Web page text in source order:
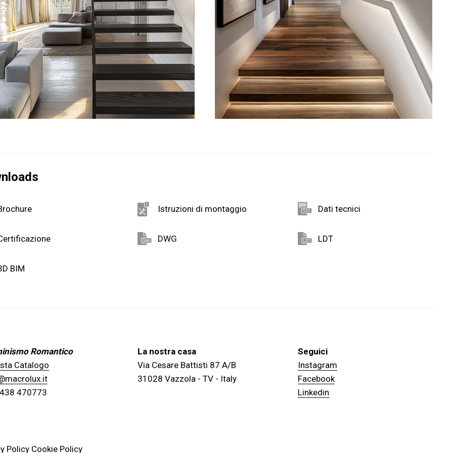
Istruzioni di montaggio Dati tecnici
DWG LDT
BIM
Romantico
Catalogo
470773
La nostra casa
Via Cesare Battisti 87 A/B
31028 Vazzola - TV - Italy
Seguici
Instagram
Facebook
Linkedin
Policy Cookie Policy